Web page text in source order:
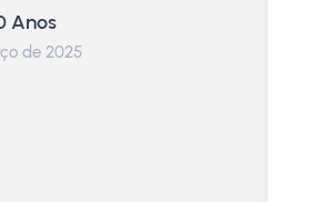
Anos
de 2025